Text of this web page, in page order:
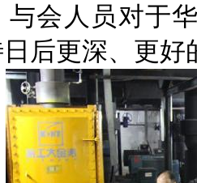
与会人员对于
后更深、更